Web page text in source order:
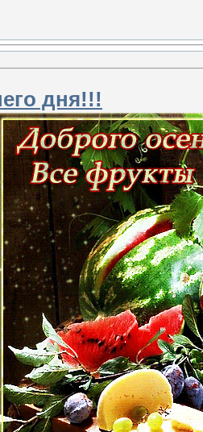
дня!!!